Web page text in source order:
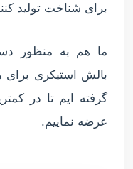
برای شناخت تولید
ما هم به منظور
بالش استیکری برای
گرفته ایم تا در
عرضه نماییم.